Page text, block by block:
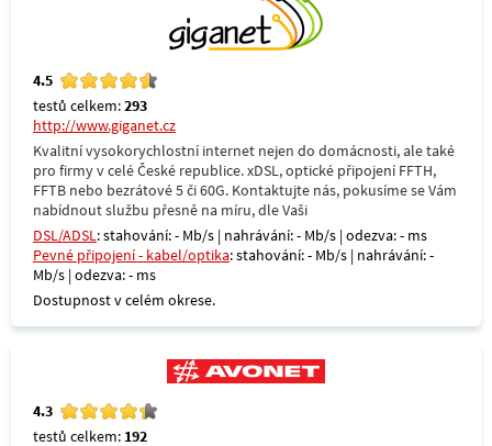
4.5
testů celkem:293
http://www.giganet.cz
Kvalitní vysokorychlostní internet nejen do domácnosti, ale také
pro firmy v celé České republice. xDSL, optické připojení FFTH,
FFTB nebo bezrátové 5 či 60G. Kontaktujte nás, pokusíme se Vám
nabídnout službu přesně na míru, dle Vaši
DSL/ADSL: stahování: - Mb/s | nahrávání: - Mb/s | odezva: - ms
Pevné připojení - kabel/optika: stahování: - Mb/s | nahrávání: -
Mb/s | odezva: - ms
Dostupnost v celém okrese.
4.3
testů celkem: 192